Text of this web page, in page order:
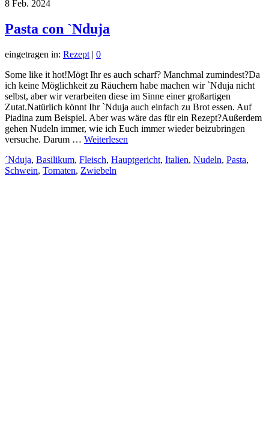
8 Feb. 2024
Pasta con `Nduja
eingetragen in: Rezept | 0
Some like it hot!Mögt Ihr es auch scharf? Manchmal zumindest?Da
ich keine Möglichkeit zu Räuchern habe machen wir `Nduja nicht
selbst, aber wir verarbeiten diese im Sinne einer großartigen
Zutat.Natürlich könnt Ihr `Nduja auch einfach zu Brot essen. Auf
Piadina zum Beispiel. Aber was wäre das für ein Rezept?Außerdem
gehen Nudeln immer, wie ich Euch immer wieder beizubringen
versuche. Darum … Weiterlesen
´Nduja, Basilikum, Fleisch, Hauptgericht, Italien, Nudeln, Pasta,
Schwein, Tomaten, Zwiebeln